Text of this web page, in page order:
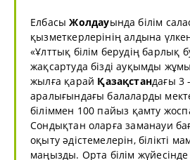
ЕлбасыЖолдауында білім
қызметкерлерінің алдына
«Ұлттық білім берудің
жақсартуда бізді ауқымды
жылға қарай Қазақстандағы 3
аралығындағы балаларды
біліммен 100 пайыз қамту
Сондықтан оларға заманауи
оқыту әдістемелерін, білікті
маңызды. Орта білім